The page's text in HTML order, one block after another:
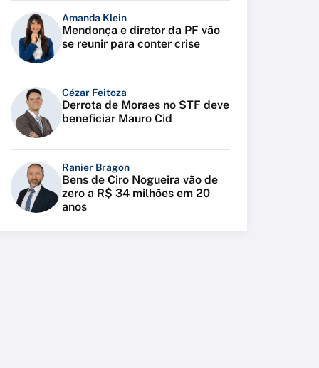
Amanda Klein
Mendonça e diretor da PF vão
se reunir para conter crise
Cézar Feitoza
Derrota de Moraes no STF deve
beneficiar Mauro Cid
Ranier Bragon
Bens de Ciro Nogueira vão de
zero a R$ 34 milhões em 20
anos